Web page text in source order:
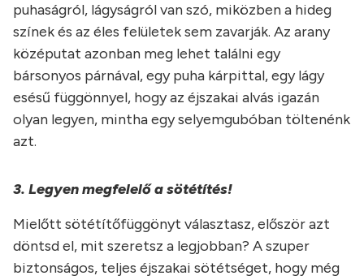
puhaságról, lágyságról van szó, miközben a hideg
színek és az éles felületek sem zavarják. Az arany
középutat azonban meg lehet találni egy
bársonyos párnával, egy puha kárpittal, egy lágy
esésű függönnyel, hogy az éjszakai alvás igazán
olyan legyen, mintha egy selyemgubóban töltenénk
azt.
3. Legyen megfelelő a sötétítés!
Mielőtt sötétítőfüggönyt választasz, először azt
döntsd el, mit szeretsz a legjobban? A szuper
biztonságos, teljes éjszakai sötétséget, hogy még